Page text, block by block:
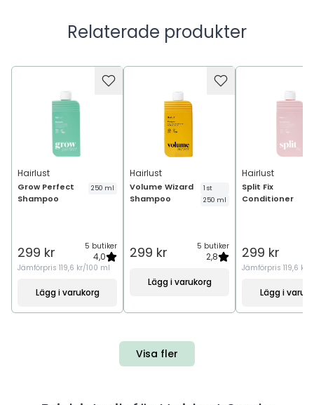
näringsrika Aquaxyl™. Det lugnar och återfuktar både
hårbotten och håret, vilket främjar ett friskare hår från rot
antioxidantrika ekologiska grapefruktextrakt och
hydrolyserat vegetabiliskt protein tillsammans för att
skydda ditt hår och ge din hårbotten ny energi för att
främja starkare hårstrån.
Relaterade produkter
Hairlust
Grow Perfect
Shampoo
250 ml
299 kr 5 butiker
4,0
Jämförpris 119,6 kr/100 ml
Lägg i varukorg
Hairlust
Volume Wizard
Shampoo
1 st
250 ml
299 kr 5 butiker
2,8
Lägg i varukorg
Hairlust
Split Fix
Conditioner
299 kr
Jämförpris 119,6
Lägg i
Visa fler